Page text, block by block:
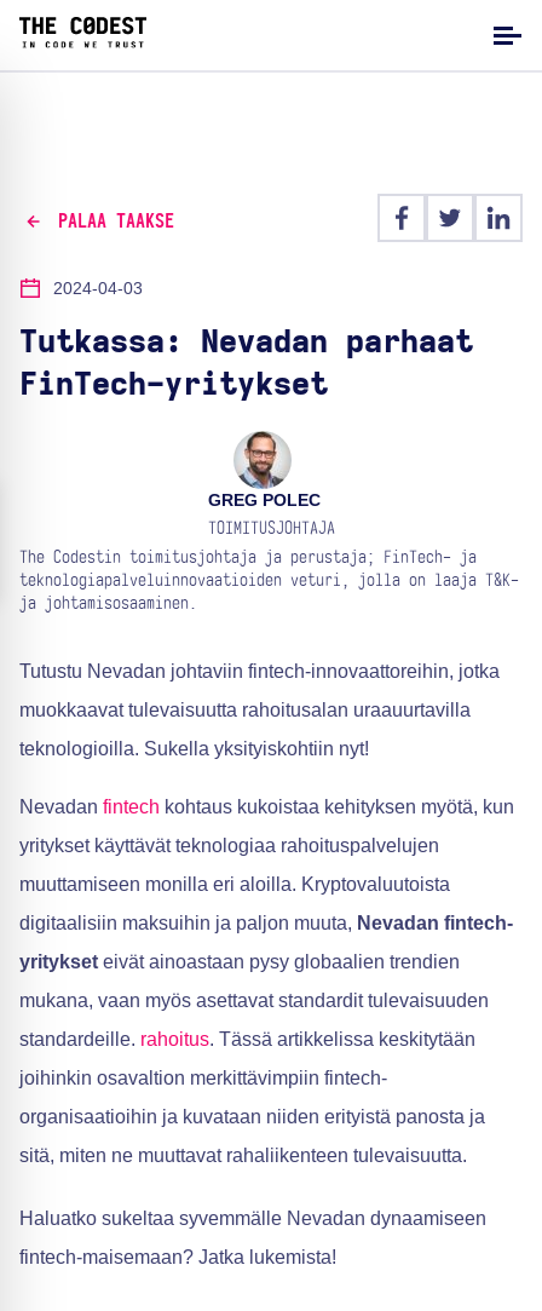
PALAA TAAKSE
2024-04-03
Tutkassa: Nevadan parhaat
FinTech-yritykset
GREG POLEC
TOIMITUSJOHTAJA
The Codestin toimitusjohtaja ja perustaja; FinTech- ja
teknologiapalveluinnovaatioiden veturi, jolla on laaja T&K-
ja johtamisosaaminen.
Tutustu Nevadan johtaviin fintech-innovaattoreihin, jotka
muokkaavat tulevaisuutta rahoitusalan uraauurtavilla
teknologioilla. Sukella yksityiskohtiin nyt!
Nevadan fintech kohtaus kukoistaa kehityksen myötä, kun
yritykset käyttävät teknologiaa rahoituspalvelujen
muuttamiseen monilla eri aloilla. Kryptovaluutoista
digitaalisiin maksuihin ja paljon muuta, Nevadan fintech-
yritykset eivät ainoastaan pysy globaalien trendien
mukana, vaan myös asettavat standardit tulevaisuuden
standardeille. rahoitus. Tässä artikkelissa keskitytään
joihinkin osavaltion merkittävimpiin fintech-
organisaatioihin ja kuvataan niiden erityistä panosta ja
sitä, miten ne muuttavat rahaliikenteen tulevaisuutta.
Haluatko sukeltaa syvemmälle Nevadan dynaamiseen
fintech-maisemaan? Jatka lukemista!